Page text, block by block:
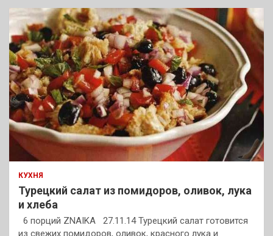
КУХНЯ
Турецкий салат из помидоров, оливок, лука
и хлеба
6 порций ZNAIKA 27.11.14 Турецкий салат готовится
из свежих помидоров, оливок, красного лука и